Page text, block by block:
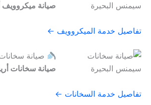
صيانة ميكروويف
تفاصيل خدمة الميكروويف ←
صيانة
صيانة سخانات
تفاصيل خدمة السخانات ←